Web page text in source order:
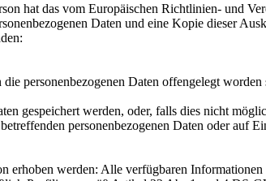
hat das vom Europäischen Richtlinien- und
Daten und eine Kopie dieser
personenbezogenen Daten offengelegt
gespeichert werden, oder, falls dies nicht
personenbezogenen Daten oder auf
erhoben werden: Alle verfügbaren